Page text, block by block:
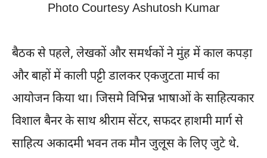
Photo Courtesy Ashutosh Kumar
बैठक से पहले, लेखकों और समर्थकों ने मुंह में काल कपड़ा
और बाहों में काली पट्टी डालकर एकजुटता मार्च का
आयोजन किया था। जिसमे विभिन्न भाषाओं के साहित्यकार
विशाल बैनर के साथ श्रीराम सेंटर, सफदर हाशमी मार्ग से
साहित्य अकादमी भवन तक मौन जुलूस के लिए जुटे थे.